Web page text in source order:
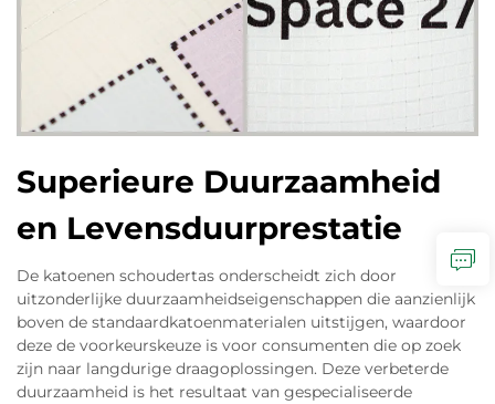
Superieure Duurzaamheid
en Levensduurprestatie
De katoenen schoudertas onderscheidt zich door
uitzonderlijke duurzaamheidseigenschappen die aanzienlijk
boven de standaardkatoenmaterialen uitstijgen, waardoor
deze de voorkeurskeuze is voor consumenten die op zoek
zijn naar langdurige draagoplossingen. Deze verbeterde
duurzaamheid is het resultaat van gespecialiseerde